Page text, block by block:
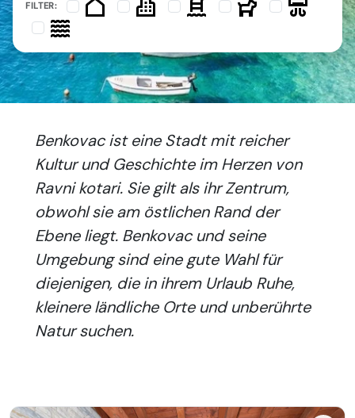
FILTER:
Benkovac ist eine Stadt mit reicher
Kultur und Geschichte im Herzen von
Ravni kotari. Sie gilt als ihr Zentrum,
obwohl sie am östlichen Rand der
Ebene liegt. Benkovac und seine
Umgebung sind eine gute Wahl für
diejenigen, die in ihrem Urlaub Ruhe,
kleinere ländliche Orte und unberührte
Natur suchen.